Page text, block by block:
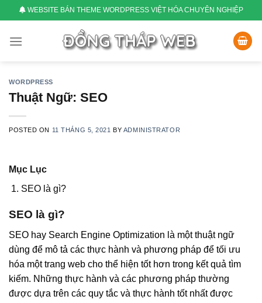
to
content
WEBSITE BÁN THEME WORDPRESS VIỆT HÓA CHUYÊN NGHIỆP
WORDPRESS
Thuật Ngữ: SEO
POSTED ON 11 THÁNG 5, 2021 BY ADMINISTRATOR
Mục Lục
SEO là gì?
SEO là gì?
SEO hay Search Engine Optimization là một thuật ngữ
dùng để mô tả các thực hành và phương pháp để tối ưu
hóa một trang web cho thể hiện tốt hơn trong kết quả tìm
kiếm. Những thực hành và các phương pháp thường
được dựa trên các quy tắc và thực hành tốt nhất được